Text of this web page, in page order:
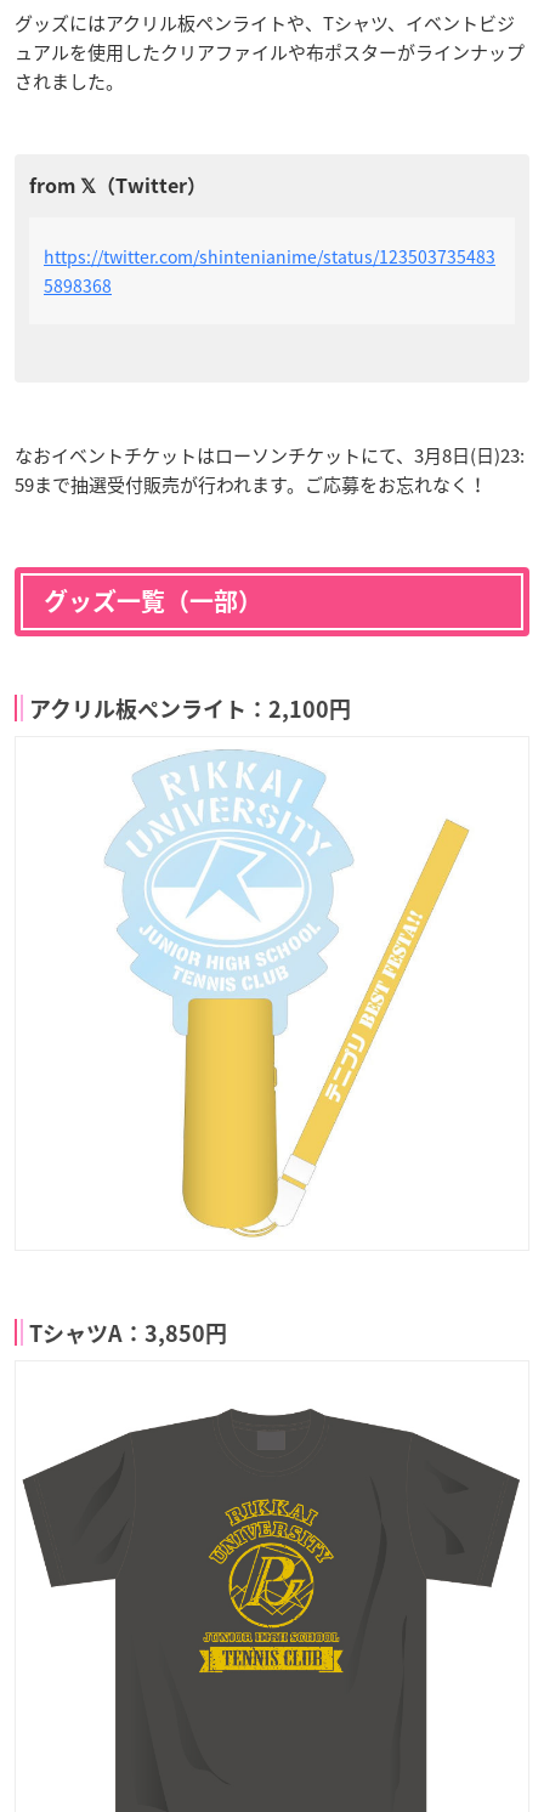
グッズにはアクリル板ペンライトや、Tシャツ、イベントビジ
ュアルを使用したクリアファイルや布ポスターがラインナップ
されました。
https://twitter.com/shintenianime/status/123503735483
5898368
なおイベントチケットはローソンチケットにて、3月8日(日)23:
59まで抽選受付販売が行われます。ご応募をお忘れなく！
グッズ一覧（一部）
アクリル板ペンライト：2,100円
TシャツA：3,850円